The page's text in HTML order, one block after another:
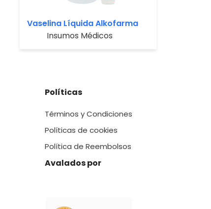
Vaselina Líquida Alkofarma
Insumos Médicos
Políticas
Términos y Condiciones
Políticas de cookies
Política de Reembolsos
Avalados por